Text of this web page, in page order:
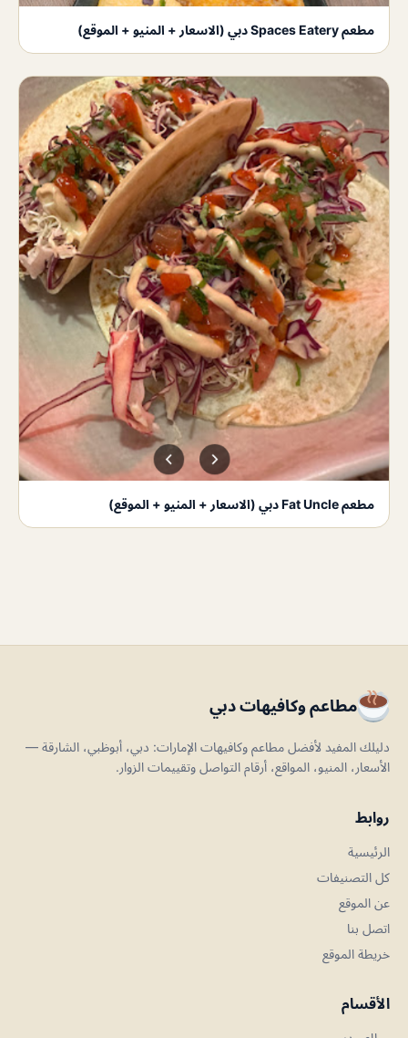
مطعم Spaces Eatery دبي (الاسعار + المنيو + الموقع)
مطعم Fat Uncle دبي (الاسعار + المنيو + الموقع)
مطاعم وكافيهات دبي
دليلك المفيد لأفضل مطاعم وكافيهات الإمارات: دبي، أبوظبي، الشارقة —
الأسعار، المنيو، المواقع، أرقام التواصل وتقييمات الزوار.
روابط
الرئيسية
كل التصنيفات
عن الموقع
اتصل بنا
خريطة الموقع
الأقسام